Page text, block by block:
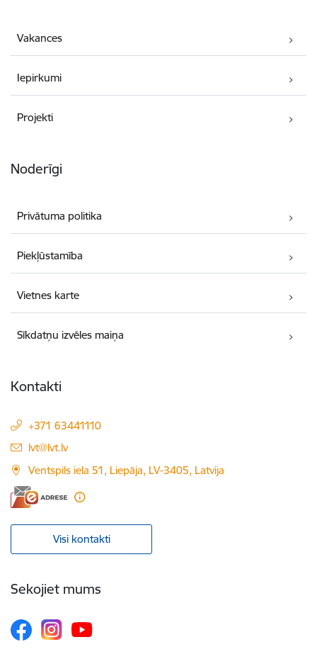
Vakances
Iepirkumi
Projekti
Noderīgi
Privātuma politika
Piekļūstamība
Vietnes karte
Sīkdatņu izvēles maiņa
Kontakti
+371 63441110
E-pasts:
lvt@lvt.lv
Ventspils iela 51, Liepāja, LV-3405, Latvija
Visi kontakti
Sekojiet mums